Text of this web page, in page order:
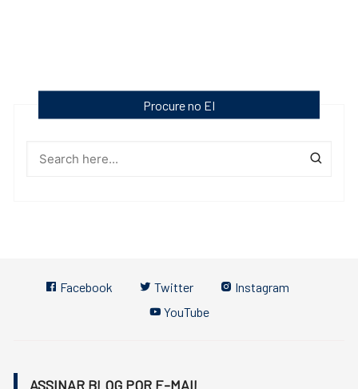
Procure no EI
Facebook Twitter
Instagram
YouTube
ASSINAR BLOG POR E-MAIL